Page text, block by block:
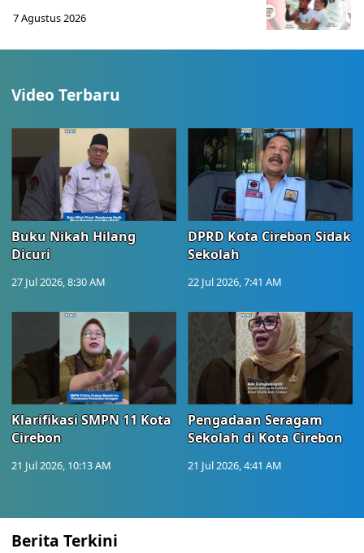
7 Agustus 2026
Video Terbaru
Buku Nikah Hilang
Dicuri
27 Jul 2026, 8:30 AM
DPRD Kota Cirebon Sidak
Sekolah
22 Jul 2026, 7:41 AM
Klarifikasi SMPN 11 Kota
Cirebon
21 Jul 2026, 10:13 AM
Pengadaan Seragam
Sekolah di Kota Cirebon
21 Jul 2026, 4:41 AM
Berita Terkini